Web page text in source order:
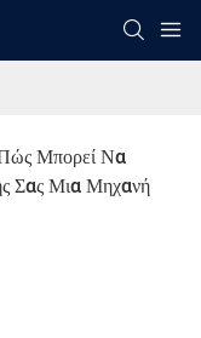
Μπορεί Να
Σας Μια Μηχανή